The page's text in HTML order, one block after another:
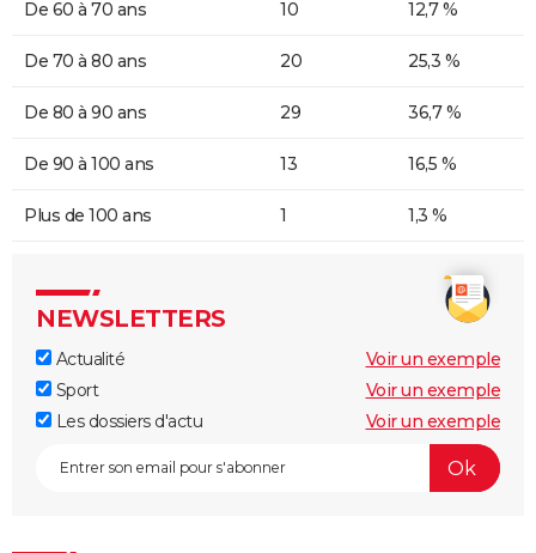
De 60 à 70 ans 10 12,7 %
De 70 à 80 ans 20 25,3 %
De 80 à 90 ans 29 36,7 %
De 90 à 100 ans 13 16,5 %
Plus de 100 ans 1 1,3 %
NEWSLETTERS
Actualité
Voir un exemple
Sport
Voir un exemple
Les dossiers d'actu
Voir un exemple